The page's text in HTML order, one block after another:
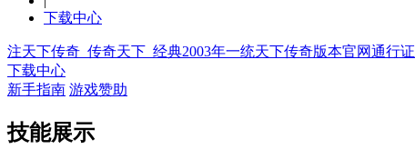
下载中心
注天下传奇_传奇天下_经典2003年一统天下传奇版本官网通行证
下载中心
新手指南 游戏赞助
技能展示